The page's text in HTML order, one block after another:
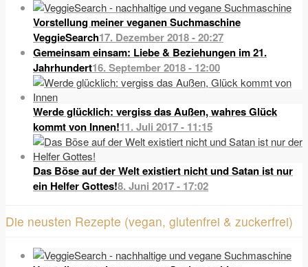
Vorstellung meiner veganen Suchmaschine
VeggieSearch17. Dezember 2018 - 20:27
Gemeinsam einsam: Liebe & Beziehungen im 21.
Jahrhundert16. September 2018 - 12:00
Werde glücklich: vergiss das Außen, wahres Glück
kommt von Innen!11. Juli 2017 - 11:15
Das Böse auf der Welt existiert nicht und Satan ist nur
ein Helfer Gottes!8. Juni 2017 - 17:02
Die neusten Rezepte (vegan, glutenfrei & zuckerfrei)